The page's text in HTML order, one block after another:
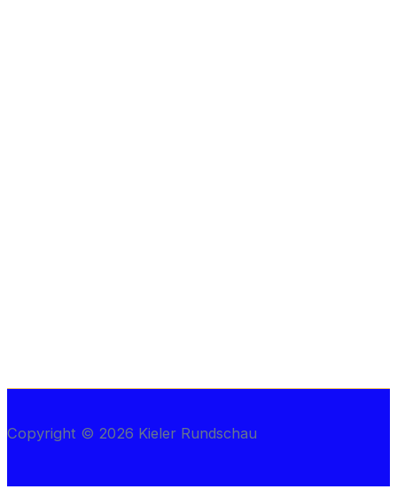
Copyright © 2026 Kieler Rundschau